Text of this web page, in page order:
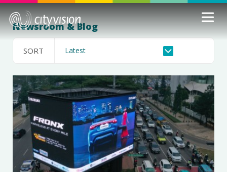
Newsroom & Blog
SORT